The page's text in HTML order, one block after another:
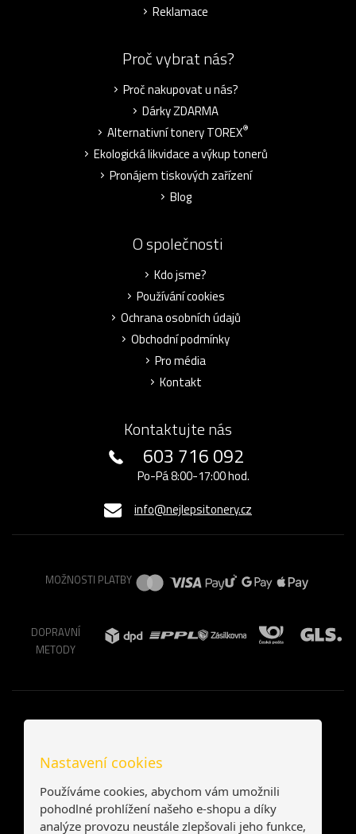
Reklamace
Proč vybrat nás?
Proč nakupovat u nás?
Dárky ZDARMA
Alternativní tonery TOREX®
Ekologická likvidace a výkup tonerů
Pronájem tiskových zařízení
Blog
O společnosti
Kdo jsme?
Používání cookies
Ochrana osobních údajů
Obchodní podmínky
Pro média
Kontakt
Kontaktujte nás
603 716 092
Po-Pá 8:00-17:00 hod.
info@nejlepsitonery.cz
MOŽNOSTI PLATBY
DOPRAVNÍ
METODY
Nastavení cookies
Používáme cookies, abychom vám umožnili
pohodlné prohlížení našeho e-shopu a díky
analýze provozu neustále zlepšovali jeho funkce,